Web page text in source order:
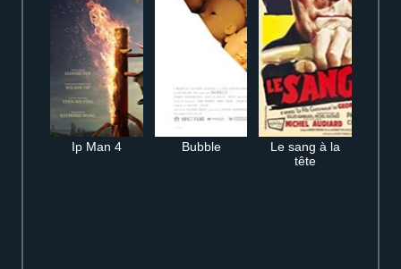
Ip Man 4 Bubble
Le sang à la
tête